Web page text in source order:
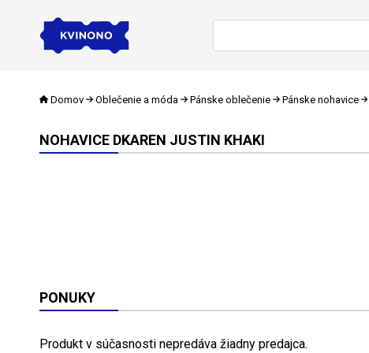
Domov Oblečenie a móda Pánske oblečenie Pánske nohavice
NOHAVICE DKAREN JUSTIN KHAKI
PONUKY
Produkt v súčasnosti nepredáva žiadny predajca.